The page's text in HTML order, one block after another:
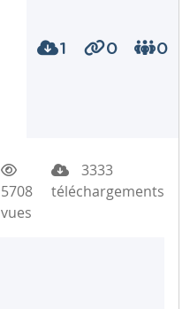
1 0 0
5708
vues
3333
téléchargements